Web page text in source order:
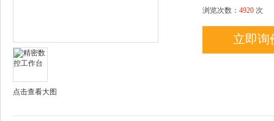
点击查看大图
浏览次数： 4920 次
立即询